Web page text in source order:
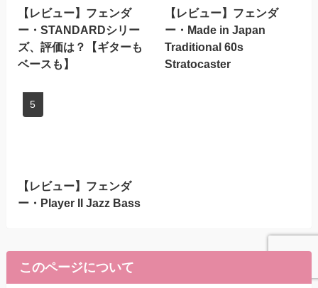
【レビュー】フェンダ
ー・STANDARDシリー
ズ、評価は？【ギターも
ベースも】
【レビュー】フェンダ
ー・Made in Japan
Traditional 60s
Stratocaster
【レビュー】フェンダ
ー・Player II Jazz Bass
このページについて